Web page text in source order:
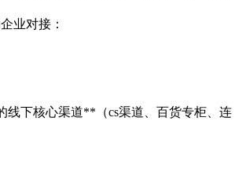
业对接：
线下核心渠道**（cs渠道、百货专柜、连